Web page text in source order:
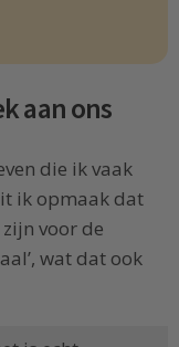
aan ons
die ik vaak
ik opmaak dat
voor de
wat dat ook